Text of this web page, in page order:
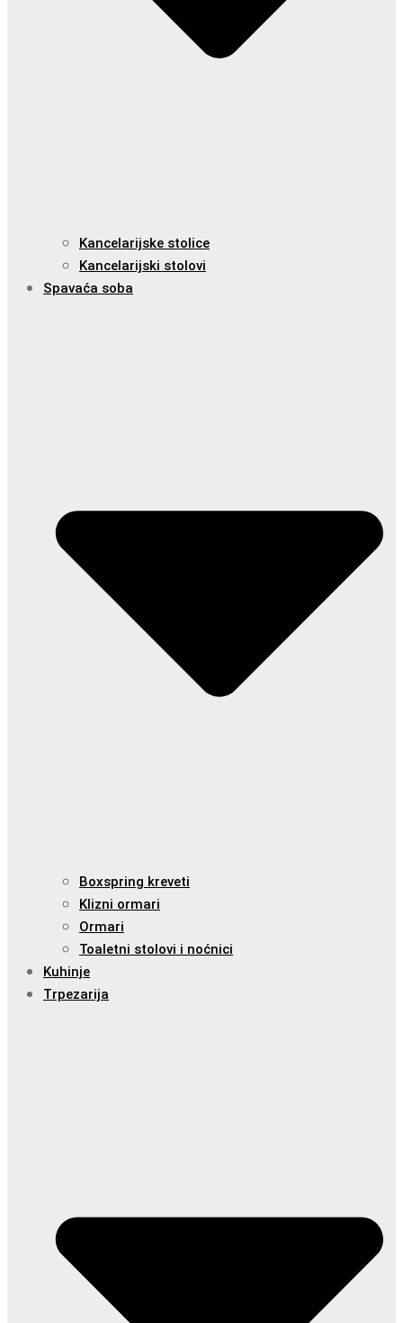
Kancelarijske stolice
Kancelarijski stolovi
Spavaća soba
Boxspring kreveti
Klizni ormari
Ormari
Toaletni stolovi i noćnici
Kuhinje
Trpezarija